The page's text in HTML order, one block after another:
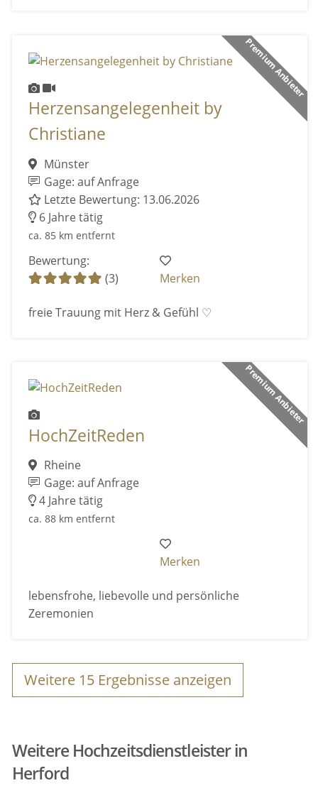
Premium Anbieter
Herzensangelegenheit by
Christiane
Münster
Gage: auf Anfrage
Letzte Bewertung: 13.06.2026
6 Jahre tätig
ca. 85 km entfernt
Bewertung:
(3)
Merken
freie Trauung mit Herz & Gefühl ♡
Premium Anbieter
HochZeitReden
Rheine
Gage: auf Anfrage
4 Jahre tätig
ca. 88 km entfernt
Merken
lebensfrohe, liebevolle und persönliche
Zeremonien
Weitere 15 Ergebnisse anzeigen
Weitere Hochzeitsdienstleister in
Herford